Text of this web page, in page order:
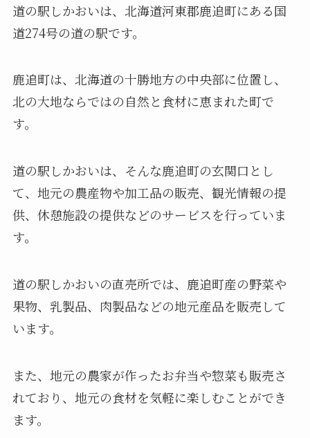
道の駅しかおいは、北海道河東郡鹿追町にある国
道274号の道の駅です。
鹿追町は、北海道の十勝地方の中央部に位置し、
北の大地ならではの自然と食材に恵まれた町で
す。
道の駅しかおいは、そんな鹿追町の玄関口とし
て、地元の農産物や加工品の販売、観光情報の提
供、休憩施設の提供などのサービスを行っていま
す。
道の駅しかおいの直売所では、鹿追町産の野菜や
果物、乳製品、肉製品などの地元産品を販売して
います。
また、地元の農家が作ったお弁当や惣菜も販売さ
れており、地元の食材を気軽に楽しむことができ
ます。